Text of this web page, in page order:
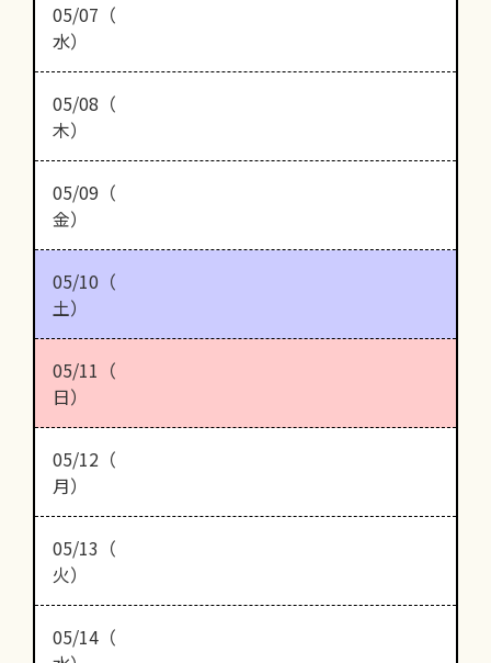
05/07（
水）
05/08（
木）
05/09（
金）
05/10（
土）
05/11（
日）
05/12（
月）
05/13（
火）
05/14（